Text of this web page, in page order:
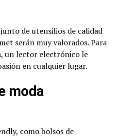
de utensilios de calidad
serán muy valorados. Para
un lector electrónico le
en cualquier lugar.
moda
como bolsos de